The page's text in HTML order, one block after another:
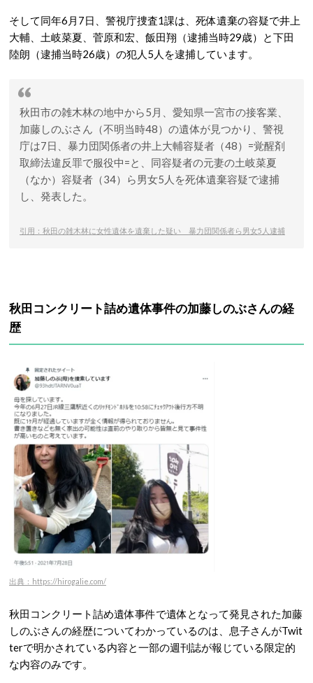
そして同年6月7日、警視庁捜査1課は、死体遺棄の容疑で井上
大輔、土岐菜夏、菅原和宏、飯田翔（逮捕当時29歳）と下田
陸朗（逮捕当時26歳）の犯人5人を逮捕しています。
秋田市の雑木林の地中から5月、愛知県一宮市の接客業、
加藤しのぶさん（不明当時48）の遺体が見つかり、警視
庁は7日、暴力団関係者の井上大輔容疑者（48）=覚醒剤
取締法違反罪で服役中=と、同容疑者の元妻の土岐菜夏
（なか）容疑者（34）ら男女5人を死体遺棄容疑で逮捕
し、発表した。
引用：秋田の雑木林に女性遺体を遺棄した疑い 暴力団関係者ら男女5人逮捕
秋田コンクリート詰め遺体事件の加藤しのぶさんの経
歴
出典：https://hirogalie.com/
秋田コンクリート詰め遺体事件で遺体となって発見された加藤
しのぶさんの経歴についてわかっているのは、息子さんがTwit
terで明かされている内容と一部の週刊誌が報じている限定的
な内容のみです。